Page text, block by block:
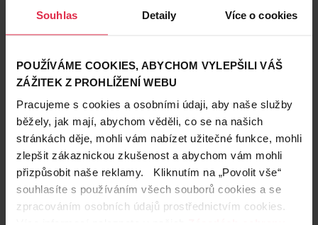
Souhlas Detaily Více o cookies
POUŽÍVÁME COOKIES, ABYCHOM VYLEPŠILI VÁŠ
ZÁŽITEK Z PROHLÍŽENÍ WEBU
Pracujeme s cookies a osobními údaji, aby naše služby
běžely, jak mají, abychom věděli, co se na našich
stránkách děje, mohli vám nabízet užitečné funkce, mohli
zlepšit zákaznickou zkušenost a abychom vám mohli
přizpůsobit naše reklamy. Kliknutím na „Povolit vše“
souhlasíte s používáním všech souborů cookies a se
zpracováním osobních údajů prostřednictvím cookies.
Teta prodejny a služby